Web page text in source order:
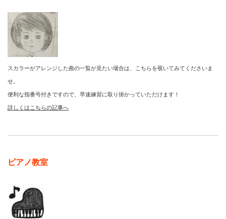
スカラーがアレンジした曲の一覧が見たい場合は、こちらを覗いてみてくださいま
せ。
便利な指番号付きですので、早速練習に取り掛かっていただけます！
詳しくはこちらの記事へ
ピアノ教室